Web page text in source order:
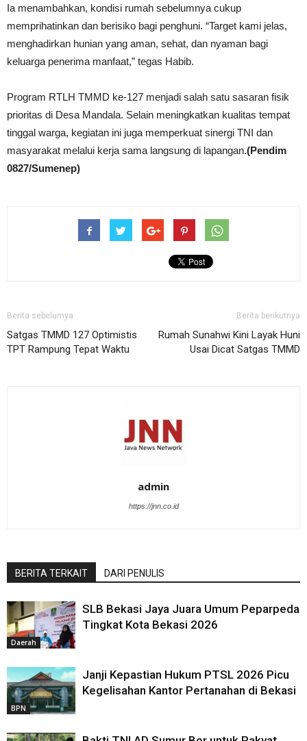
Ia menambahkan, kondisi rumah sebelumnya cukup
memprihatinkan dan berisiko bagi penghuni. “Target kami jelas,
menghadirkan hunian yang aman, sehat, dan nyaman bagi
keluarga penerima manfaat,” tegas Habib.
Program RTLH TMMD ke-127 menjadi salah satu sasaran fisik
prioritas di Desa Mandala. Selain meningkatkan kualitas tempat
tinggal warga, kegiatan ini juga memperkuat sinergi TNI dan
masyarakat melalui kerja sama langsung di lapangan.(Pendim
0827/Sumenep)
Berita sebelumya
Satgas TMMD 127 Optimistis
TPT Rampung Tepat Waktu
Berita berikutnya
Rumah Sunahwi Kini Layak Huni
Usai Dicat Satgas TMMD
admin
https://jnn.co.id
BERITA TERKAIT DARI PENULIS
Daerah
SLB Bekasi Jaya Juara Umum Peparpeda
Tingkat Kota Bekasi 2026
BPN
Janji Kepastian Hukum PTSL 2026 Picu
Kegelisahan Kantor Pertanahan di Bekasi